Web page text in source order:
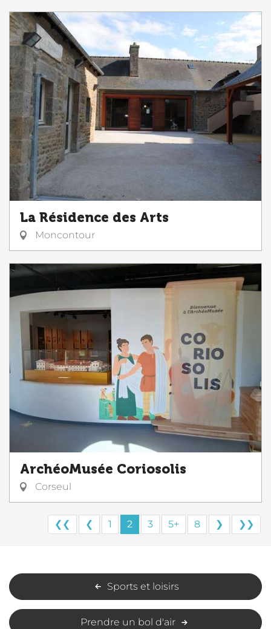
La Résidence des Arts
Moncontour
ArchéoMusée Coriosolis
Corseul
❮❮ ❮ 1 2 3 5+ 8 ❯ ❯❯
Sports et loisirs
Prendre un bol d'air